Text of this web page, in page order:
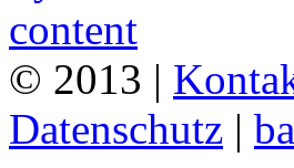
© 2013 |
Datenschutz |